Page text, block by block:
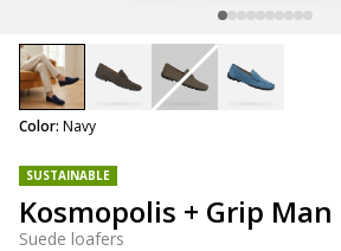
SUSTAINABLE
Kosmopolis + Grip Man
Suede loafers
Color: Navy
selected